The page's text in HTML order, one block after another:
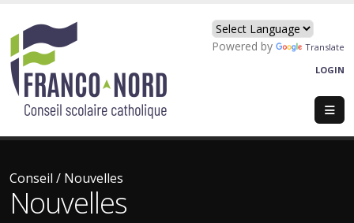
Powered by
Translate
LOGIN
Conseil / Nouvelles
Nouvelles